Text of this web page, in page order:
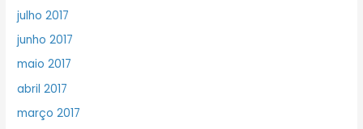
julho 2017
junho 2017
maio 2017
abril 2017
março 2017